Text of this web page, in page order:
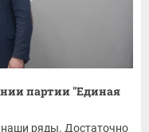
партии "Единая
наши ряды. Достаточно